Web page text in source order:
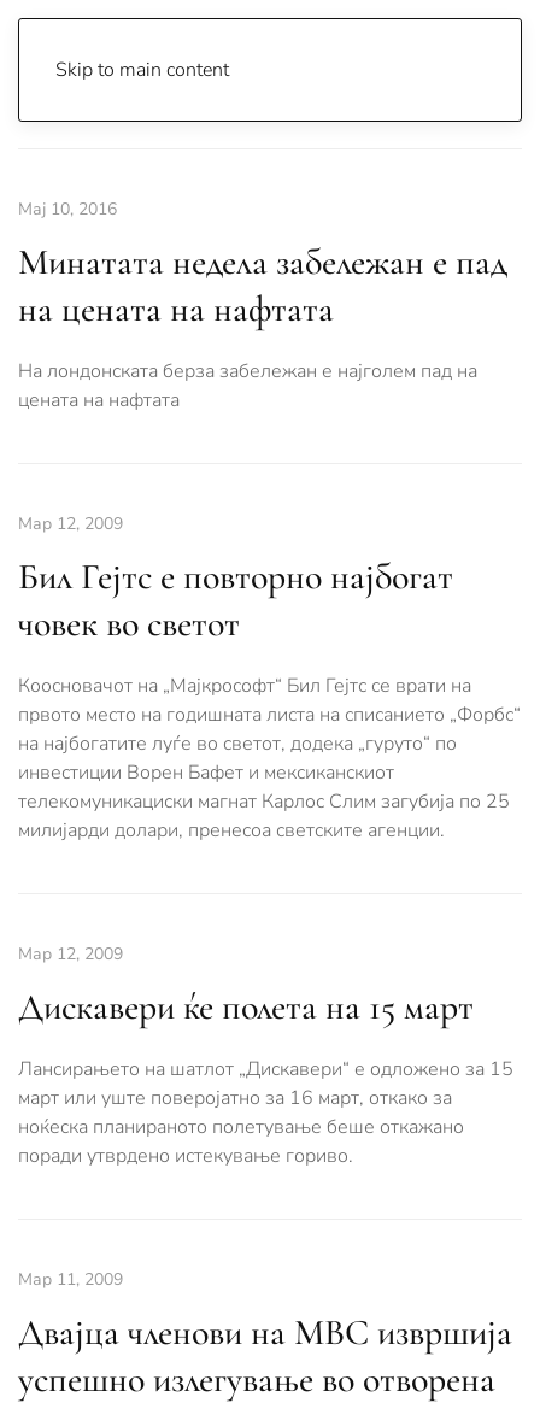
Skip to main content
Мај 10, 2016
Минатата недела забележан е пад
на цената на нафтата
На лондонската берза забележан е најголем пад на
цената на нафтата
Мар 12, 2009
Бил Гејтс е повторно најбогат
човек во светот
Коосновачот на „Мајкрософт“ Бил Гејтс се врати на
првото место на годишната листа на списанието „Форбс“
на најбогатите луѓе во светот, додека „гуруто“ по
инвестиции Ворен Бафет и мексиканскиот
телекомуникациски магнат Карлос Слим загубија по 25
милијарди долари, пренесоа светските агенции.
Мар 12, 2009
Дискавери ќе полета на 15 март
Лансирањето на шатлот „Дискавери“ е одложено за 15
март или уште поверојатно за 16 март, откако за
ноќеска планираното полетување беше откажано
поради утврдено истекување гориво.
Мар 11, 2009
Дваjцa членови на МВС извршија
успешно излегување во отворена